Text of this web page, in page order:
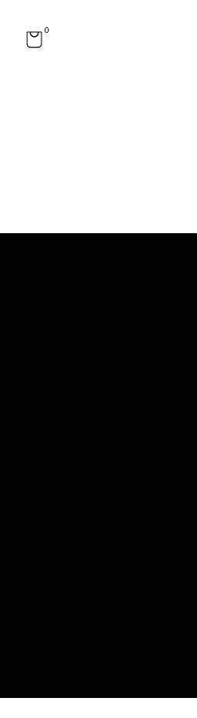
Conjuntos
0